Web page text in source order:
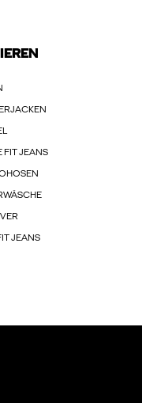
FIT JEANS
JEANS